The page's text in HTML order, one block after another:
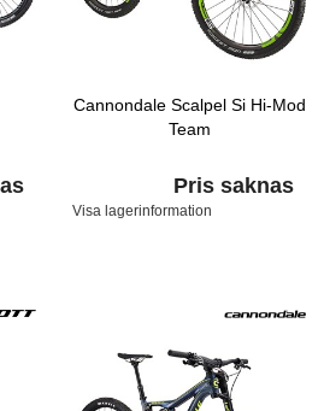
Cannondale Scalpel Si Hi-Mod
Team
Pris saknas
Visa lagerinformation